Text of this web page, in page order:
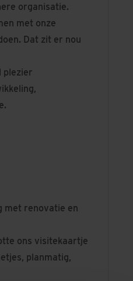
organisatie.
met onze
Dat zit er nou
plezier
met renovatie en
ons visitekaartje
planmatig,